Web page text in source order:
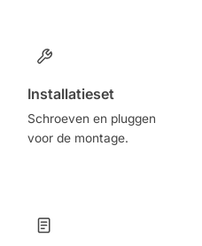
Installatieset
Schroeven en pluggen
voor de montage.